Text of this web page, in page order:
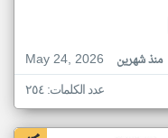
May 24, 2026
منذ شهرين
عدد الكلمات: ٢٥٤